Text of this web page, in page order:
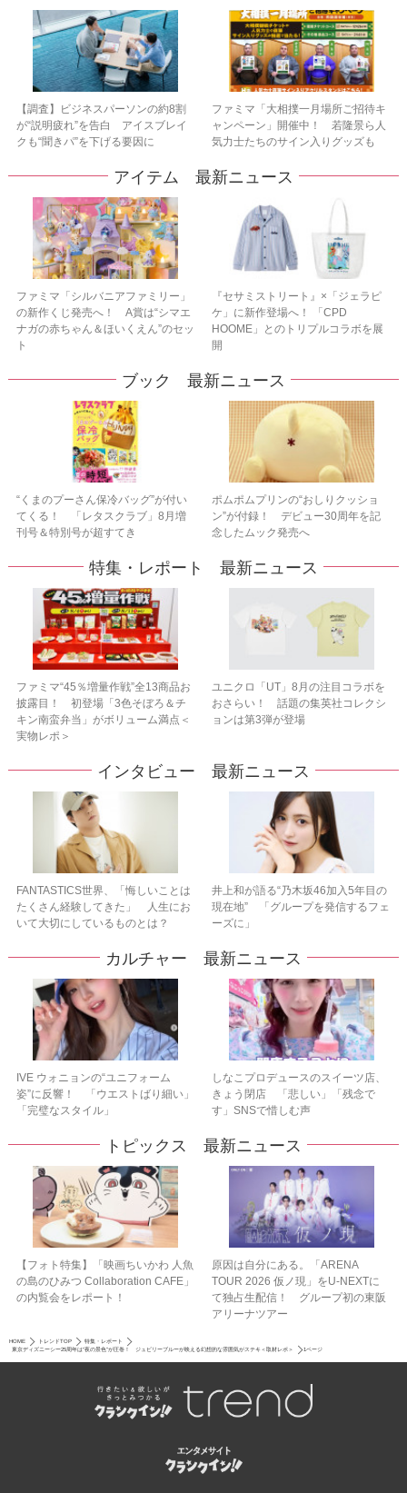
【調査】ビジネスパーソンの約8割
が“説明疲れ”を告白 アイスブレイ
クも“聞きパ”を下げる要因に
ファミマ「大相撲一月場所ご招待キ
ャンペーン」開催中！ 若隆景ら人
気力士たちのサイン入りグッズも
アイテム 最新ニュース
ファミマ「シルバニアファミリー」
の新作くじ発売へ！ A賞は“シマエ
ナガの赤ちゃん＆ほいくえん”のセッ
ト
『セサミストリート』×「ジェラピ
ケ」に新作登場へ！ 「CPD
HOOME」とのトリプルコラボを展
開
ブック 最新ニュース
“くまのプーさん保冷バッグ”が付い
てくる！ 「レタスクラブ」8月増
刊号＆特別号が超すてき
ポムポムプリンの“おしりクッショ
ン”が付録！ デビュー30周年を記
念したムック発売へ
特集・レポート 最新ニュース
ファミマ“45％増量作戦”全13商品お
披露目！ 初登場「3色そぼろ＆チ
キン南蛮弁当」がボリューム満点＜
実物レポ＞
ユニクロ「UT」8月の注目コラボを
おさらい！ 話題の集英社コレクシ
ョンは第3弾が登場
インタビュー 最新ニュース
FANTASTICS世界、「悔しいことは
たくさん経験してきた」 人生にお
いて大切にしているものとは？
井上和が語る“乃木坂46加入5年目の
現在地” 「グループを発信するフェ
ーズに」
カルチャー 最新ニュース
IVE ウォニョンの“ユニフォーム
姿”に反響！ 「ウエストばり細い」
「完璧なスタイル」
しなこプロデュースのスイーツ店、
きょう閉店 「悲しい」「残念で
す」SNSで惜しむ声
トピックス 最新ニュース
【フォト特集】「映画ちいかわ 人魚
の島のひみつ Collaboration CAFE」
の内覧会をレポート！
原因は自分にある。「ARENA
TOUR 2026 仮ノ現」をU-NEXTに
て独占生配信！ グループ初の東阪
アリーナツアー
HOME トレンドTOP
特集・レポート
東京ディズニーシー25周年は“夜の景色”が圧巻！ ジュビリーブルーが映える幻想的な雰囲気がステキ＜取材レポ＞
1ページ